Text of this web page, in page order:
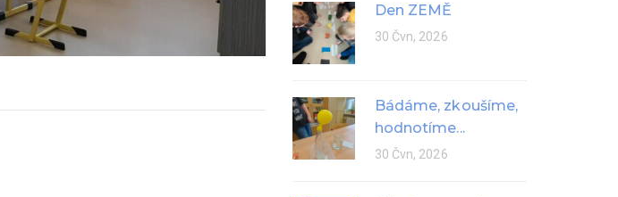
Den ZEMĚ
30 Čvn, 2026
Bádáme, zkoušíme,
hodnotíme...
30 Čvn, 2026